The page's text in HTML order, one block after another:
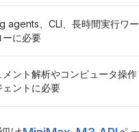
agents、CLI、長時間実行ワー
ーに必要
メント解析やコンピュータ操作
ェントに必要